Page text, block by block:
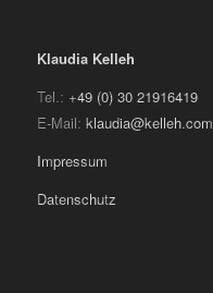
Klaudia Kelleh
Tel.: +49 (0) 30 21916419
E-Mail: klaudia@kelleh.com
Impressum
Datenschutz